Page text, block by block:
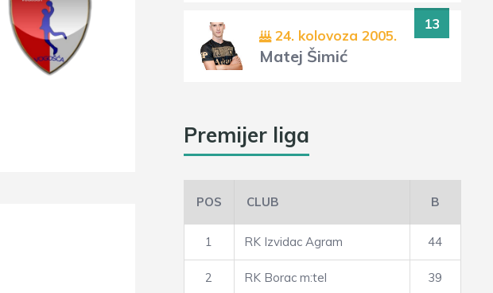
13
24. kolovoza 2005.
Matej Šimić
Premijer liga
POS CLUB B
1 RK Izvidac Agram 44
2 RK Borac m:tel 39